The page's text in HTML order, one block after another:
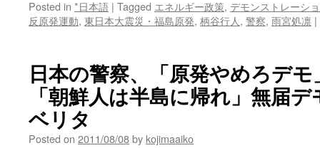
力
者
中
龍
作
ジ
ー
Posted in *日本語 | Tagged エネルギー政策, デモンストレーシ
反原発運動, 東日本大震災・福島原発, 柄谷行人, 警察, 雨宮処凛 |
日本の警察、「原発やめろデ
「朝鮮人は半島に帰れ」無届
ベリタ
Posted on 2011/08/08by kojimaaiko